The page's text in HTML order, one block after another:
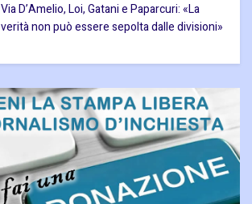
Via D’Amelio, Loi, Gatani e Paparcuri: «La
verità non può essere sepolta dalle divisioni»